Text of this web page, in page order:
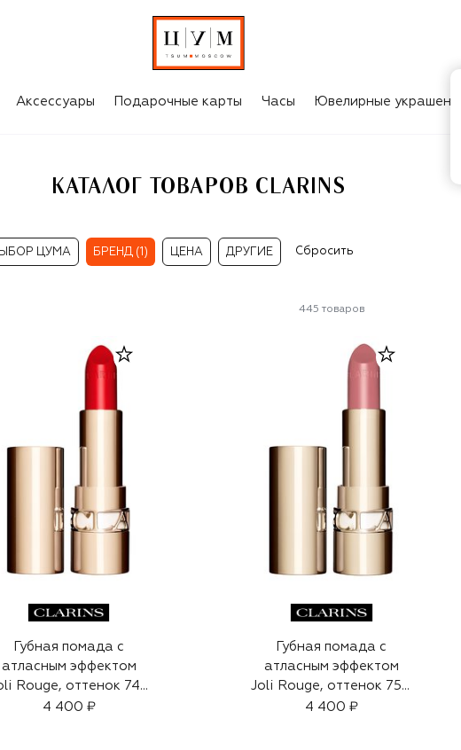
Аксессуары Подарочные карты Часы Ювелирные украшения
КАТАЛОГ ТОВАРОВ CLARINS
ЦУМА БРЕНД (1) ЦЕНА ДРУГИЕ Сбросить
445 товаров
Губная помада с
атласным эффектом
Rouge, оттенок 742
(3.5g)
4 400 ₽
Губная помада с
атласным эффектом
Joli Rouge, оттенок 750
(3,5g)
4 400 ₽